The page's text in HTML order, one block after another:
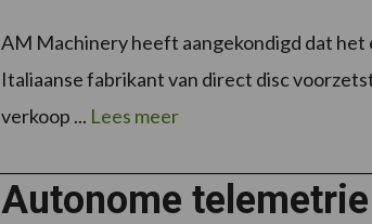
AM Machinery heeft aangekondigd dat het
Italiaanse fabrikant van direct disc
verkoop ... Lees meer
Autonome